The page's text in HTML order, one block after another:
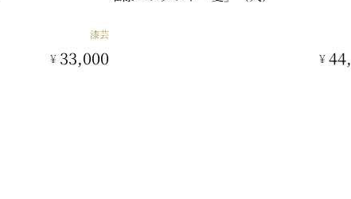
漆芸
¥ 33,000 ¥